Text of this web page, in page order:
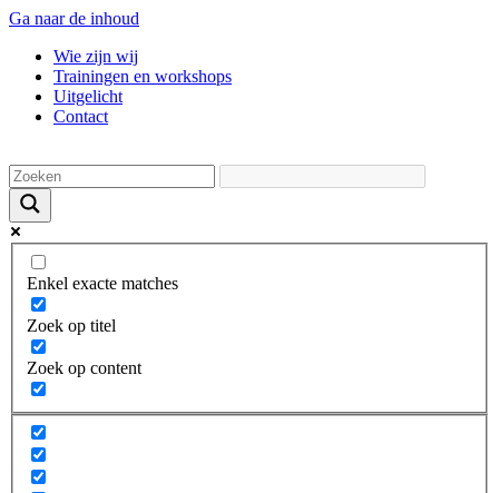
Ga naar de inhoud
Wie zijn wij
Trainingen en workshops
Uitgelicht
Contact
Enkel exacte matches
Zoek op titel
Zoek op content